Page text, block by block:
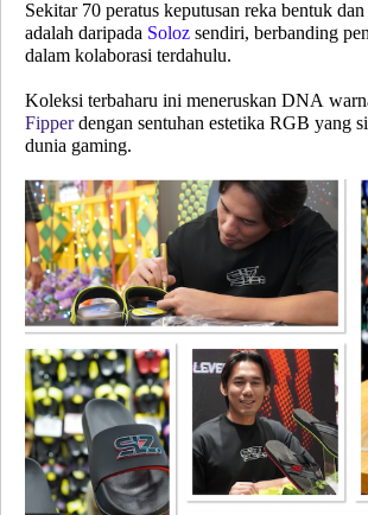
Sekitar 70 peratus keputusan reka bentuk
adalah daripada Soloz sendiri, berbanding
dalam kolaborasi terdahulu.
Koleksi terbaharu ini meneruskan DNA
Fipperdengan sentuhan estetika RGB yang
dunia gaming.